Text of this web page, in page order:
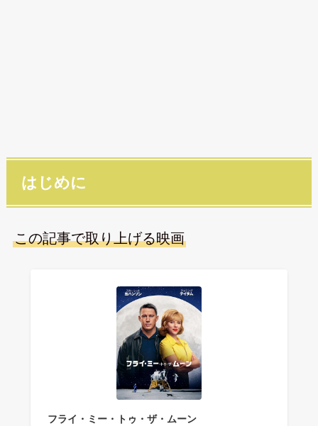
はじめに
この記事で取り上げる映画
フライ・ミー・トゥ・ザ・ムーン